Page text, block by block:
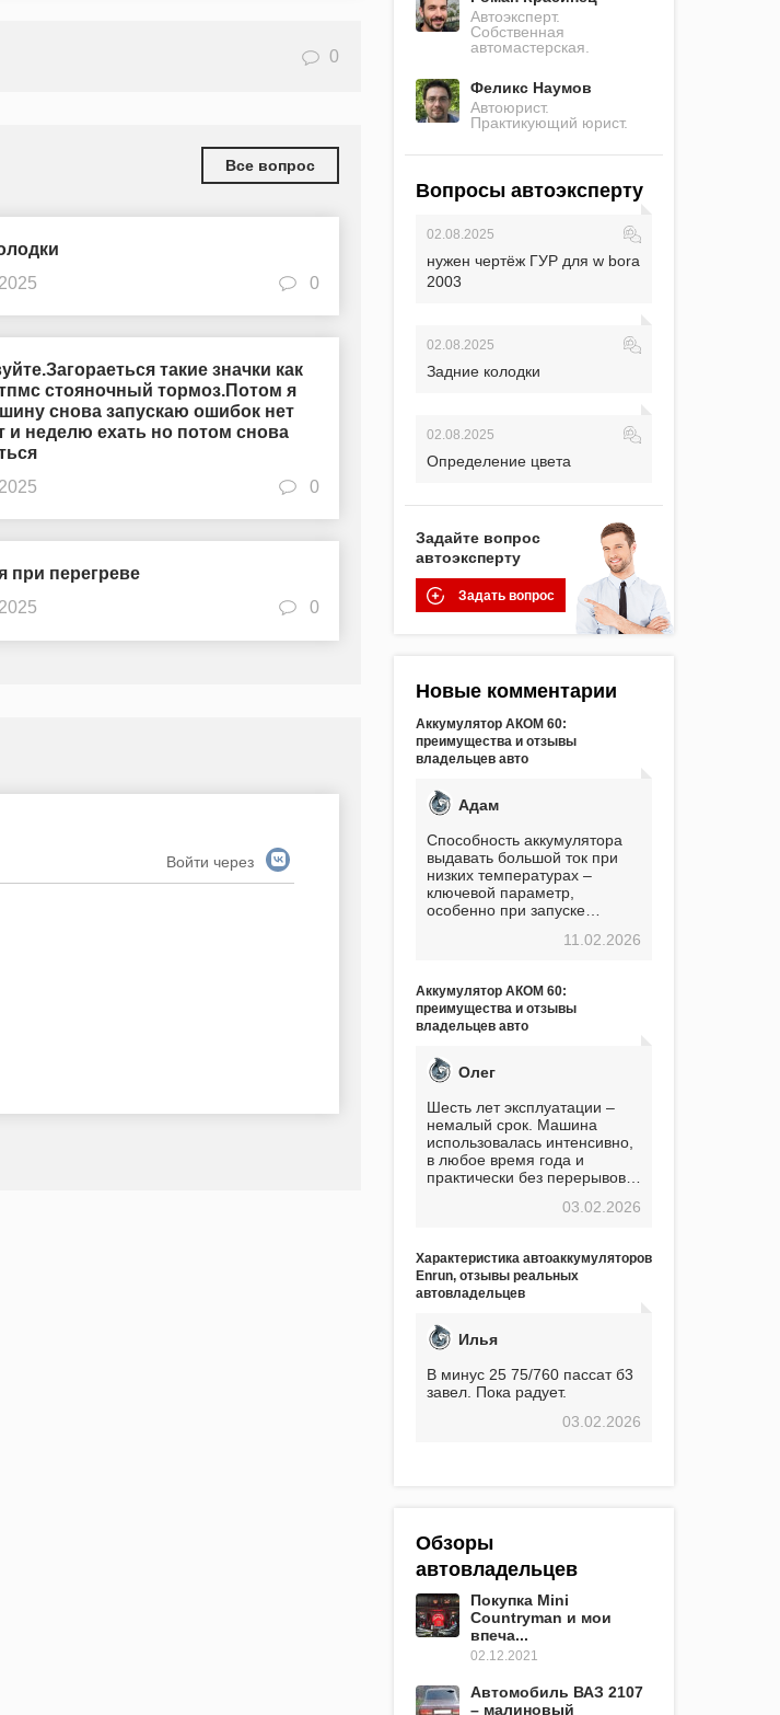
0
Все вопрос
0
такие значки как
стояночный тормоз.Потом я
снова запускаю ошибок нет
и неделю ехать но потом снова
0
при перегреве
0
Войти через
Автоэксперт.
Собственная
автомастерская.
Феликс Наумов
Автоюрист.
Практикующий юрист.
Вопросы автоэксперту
02.08.2025
нужен чертёж ГУР для w bora
2003
02.08.2025
Задние колодки
02.08.2025
Определение цвета
Задайте вопрос
автоэксперту
Задать вопрос
Новые комментарии
Аккумулятор АКОМ 60:
преимущества и отзывы
владельцев авто
Адам
Способность аккумулятора
выдавать большой ток при
низких температурах –
ключевой параметр,
особенно при запуске
показывает, что данный
стоимость. Долго сомневался
перед приобретением, но в
итоге ни разу не пожалел.
вложение, избавляющее от
головной боли, связанной с
АКБ. Подтверждаю
11.02.2026
Аккумулятор АКОМ 60:
преимущества и отзывы
владельцев авто
Олег
Шесть лет эксплуатации –
немалый срок. Машина
использовалась интенсивно,
в любое время года и
практически без перерывов.
экстремальные морозы,
прогревался, чтобы избежать
проблем. И тем не менее, за
весь период использования
связанной с аккумулятором.
Прекрасный аккумулятор!
Недавно установил новый
АКОМ + EFB 75. Судя по
характеристикам, он даже
превосходит предыдущую
03.02.2026
Характеристика автоаккумуляторов
Enrun, отзывы реальных
автовладельцев
Илья
В минус 25 75/760 пассат б3
завел. Пока радует.
03.02.2026
Обзоры
автовладельцев
Покупка Mini
Countryman и мои
впеча...
02.12.2021
Автомобиль ВАЗ 2107
– малиновый